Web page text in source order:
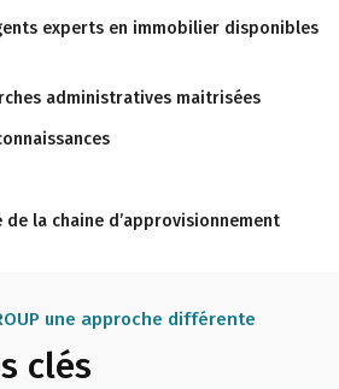
experts en immobilier disponibles
administratives maitrisées
la chaine d’approvisionnement
une approche différente
clés